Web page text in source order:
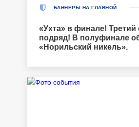
БАННЕРЫ НА ГЛАВНОЙ
«Ухта» в финале! Третий
подряд! В полуфинале
«Норильский никель».